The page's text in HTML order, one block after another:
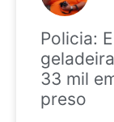
Policia:
33 mil
preso